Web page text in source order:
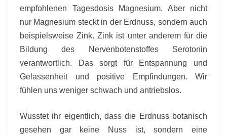
empfohlenen Tagesdosis Magnesium. Aber nicht
nur Magnesium steckt in der Erdnuss, sondern auch
beispielsweise Zink. Zink ist unter anderem für die
Bildung des Nervenbotenstoffes Serotonin
verantwortlich. Das sorgt für Entspannung und
Gelassenheit und positive Empfindungen. Wir
fühlen uns weniger schwach und antriebslos.
Wusstet ihr eigentlich, dass die Erdnuss botanisch
gesehen gar keine Nuss ist, sondern eine